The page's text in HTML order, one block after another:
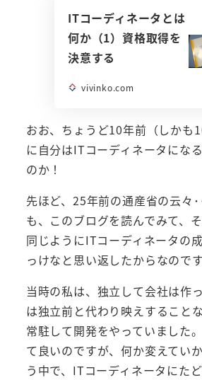
ITコーディネータとは
何か（1）資格取得を
決意する
vivinko.com
おお、ちょうど10年前（しかも
に自分はITコーディネータにな
のか！
先ほど、25年前の通産省の云々
も、このブログを読んでみて、
同じようにITコーディネータの
っけなと思い返したからなのです
当時の私は、独立して会社は作
は独立前と代わり映えすること
常駐して開発をやっていました
て良いのですが、何か変えてい
う中で、ITコーディネータにた